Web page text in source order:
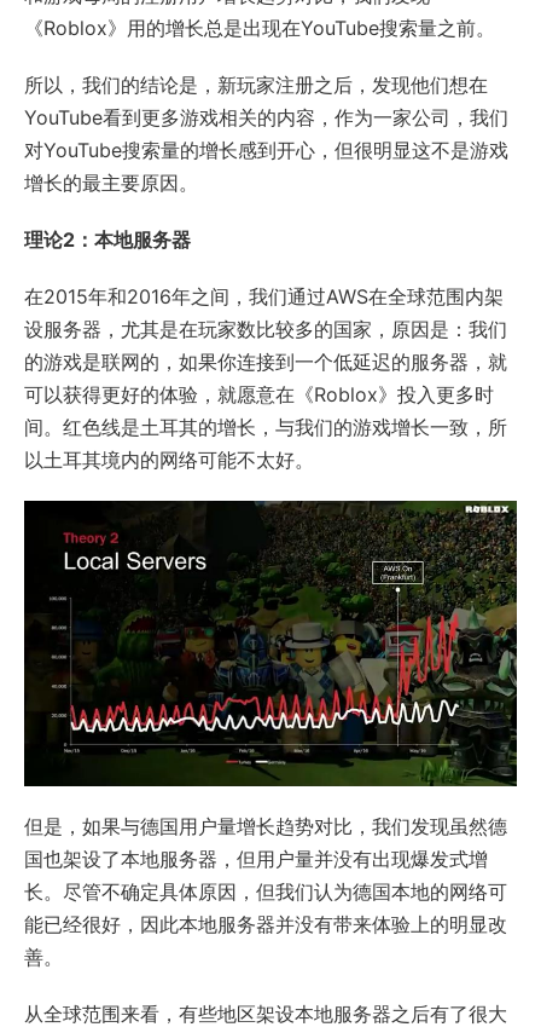
《Roblox》用的增长总是出现在YouTube搜索量之前。
所以，我们的结论是，新玩家注册之后，发现他们想在
YouTube看到更多游戏相关的内容，作为一家公司，我们
对YouTube搜索量的增长感到开心，但很明显这不是游戏
增长的最主要原因。
理论2：本地服务器
在2015年和2016年之间，我们通过AWS在全球范围内架
设服务器，尤其是在玩家数比较多的国家，原因是：我们
的游戏是联网的，如果你连接到一个低延迟的服务器，就
可以获得更好的体验，就愿意在《Roblox》投入更多时
间。红色线是土耳其的增长，与我们的游戏增长一致，所
以土耳其境内的网络可能不太好。
但是，如果与德国用户量增长趋势对比，我们发现虽然德
国也架设了本地服务器，但用户量并没有出现爆发式增
长。尽管不确定具体原因，但我们认为德国本地的网络可
能已经很好，因此本地服务器并没有带来体验上的明显改
善。
从全球范围来看，有些地区架设本地服务器之后有了很大